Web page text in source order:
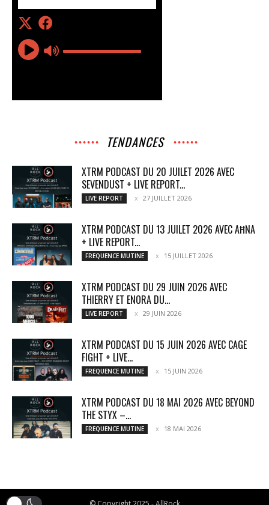
TENDANCES
XTRM PODCAST DU 20 JUILET 2026 AVEC
SEVENDUST + LIVE REPORT...
LIVE REPORT 27 JUILLET 2026
XTRM PODCAST DU 13 JUILET 2026 AVEC AĦNA
+ LIVE REPORT...
FREQUENCE MUTINE 15 JUILLET 2026
XTRM PODCAST DU 29 JUIN 2026 AVEC
THIERRY ET ENORA DU...
LIVE REPORT 29 JUIN 2026
XTRM PODCAST DU 15 JUIN 2026 AVEC CAGE
FIGHT + LIVE...
FREQUENCE MUTINE 15 JUIN 2026
XTRM PODCAST DU 18 MAI 2026 AVEC BEYOND
THE STYX –...
FREQUENCE MUTINE 18 MAI 2026